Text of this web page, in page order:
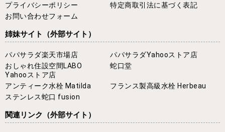
プライバシーポリシー
特定商取引法に基づく表記
お問い合わせフォーム
姉妹サイト （外部サイト）
パパサラダ楽天市場店
パパサラダYahooストア店
おしゃれ住設空間LABO
Yahooストア店
蛇口堂
アンティーク水栓 Matilda
フランス製高級水栓 Herbeau
ステンレス蛇口 fusion
関連リンク （外部サイト）